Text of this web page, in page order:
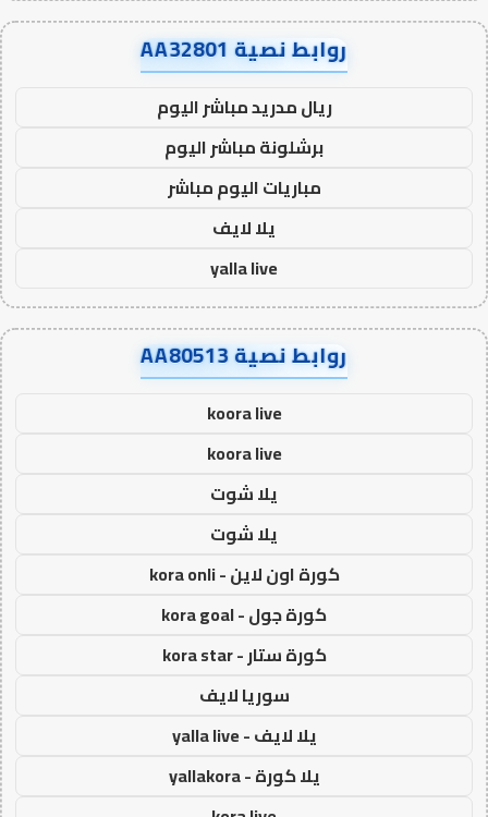
روابط نصية AA32801
ريال مدريد مباشر اليوم
برشلونة مباشر اليوم
مباريات اليوم مباشر
يلا لايف
yalla live
روابط نصية AA80513
koora live
koora live
يلا شوت
يلا شوت
كورة اون لاين - kora onli
كورة جول - kora goal
كورة ستار - kora star
سوريا لايف
يلا لايف - yalla live
يلا كورة - yallakora